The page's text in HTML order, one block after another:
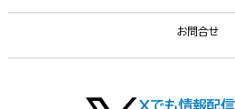
お問合せ
Xでも情報配信